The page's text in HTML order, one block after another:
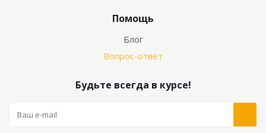
Помощь
Блог
Вопрос-ответ
Будьте всегда в курсе!